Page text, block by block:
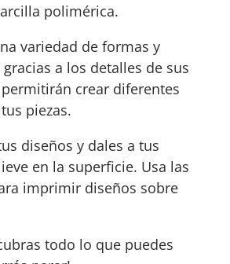
polimérica.
variedad de formas y
a los detalles de sus
crear diferentes
piezas.
diseños y dales a tus
en la superficie. Usa las
imprimir diseños sobre
todo lo que puedes